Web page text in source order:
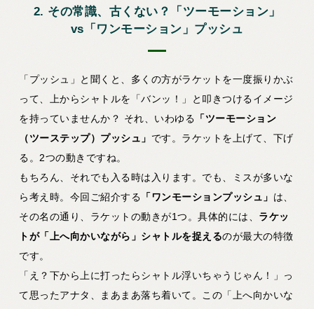
2. その常識、古くない？「ツーモーション」
vs「ワンモーション」プッシュ
「プッシュ」と聞くと、多くの方がラケットを一度振りかぶ
って、上からシャトルを「バンッ！」と叩きつけるイメージ
を持っていませんか？ それ、いわゆる 「ツーモーション
（ツーステップ）プッシュ」 です。ラケットを上げて、下げ
る。2つの動きですね。
もちろん、それでも入る時は入ります。でも、ミスが多いな
ら考え時。今回ご紹介する 「ワンモーションプッシュ」 は、
その名の通り、ラケットの動きが1つ。具体的には、 ラケッ
トが「上へ向かいながら」シャトルを捉えるのが最大の特徴
です。
「え？下から上に打ったらシャトル浮いちゃうじゃん！」っ
て思ったアナタ、まあまあ落ち着いて。この「上へ向かいな